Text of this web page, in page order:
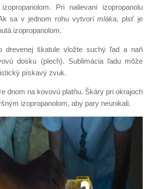
Pri nalievaní izopropanolu
sa v jednom rohu vytvorímláka, plsť je
izopropanolom.
drevenej škatule vložte suchý ľad a naň
dosku (plech). Sublimácia ľadu môže
pískavý zvuk.
dnom na kovovú platňu. Škáry pri okrajoch
izopropanolom, aby pary neunikali.